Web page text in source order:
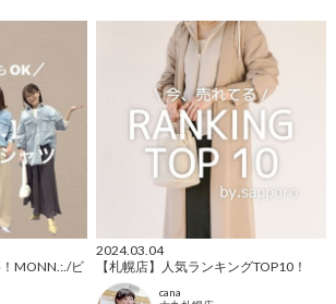
MONN.:./ビ
2024.03.04
【札幌店】人気ランキングTOP10！
cana